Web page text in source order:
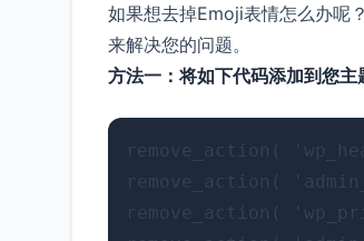
如果想去掉Emoji表情怎么办呢
来解决您的问题。
方法一：将如下代码添加到您
remove_action(
remove_action(
remove_action(